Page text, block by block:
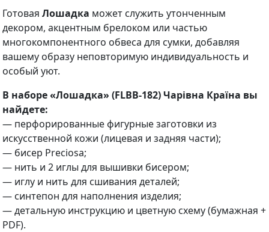
Готовая Лошадка может служить утонченным
декором, акцентным брелоком или частью
многокомпонентного обвеса для сумки, добавляя
вашему образу неповторимую индивидуальность и
особый уют.
В наборе«Лошадка» (FLBB-182)Чарівна Країна вы
найдете:
— перфорированные фигурные заготовки из
искусственной кожи (лицевая и задняя части);
— бисер Preciosa;
— нить и 2 иглы для вышивки бисером;
— иглу и нить для сшивания деталей;
— синтепон для наполнения изделия;
— детальную инструкцию и цветную схему (бумажная +
PDF).